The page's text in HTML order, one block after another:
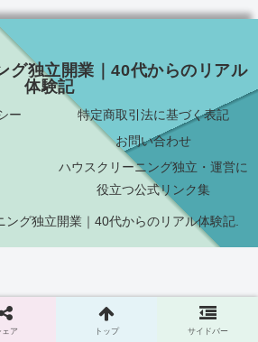
グ独立開業｜40代からのリアル
体験記
ー
特定商取引法に基づく表記
お問い合わせ
ハウスクリーニング独立・運営に
役立つ公式リンク集
グ独立開業｜40代からのリアル体験記.
ェア トップ サイドバー